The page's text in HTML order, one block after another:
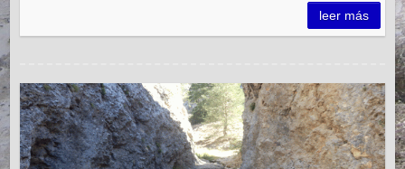
leer más